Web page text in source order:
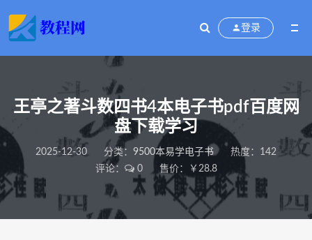
登录
王亭之著斗数四书4本电子书pdf百度网
盘下载学习
2025-12-30 分类： 9500本易学电子书
热度：142
评论：
0 售价：￥28.8